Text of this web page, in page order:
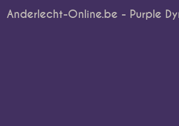
Anderlecht-Online.be - Purple